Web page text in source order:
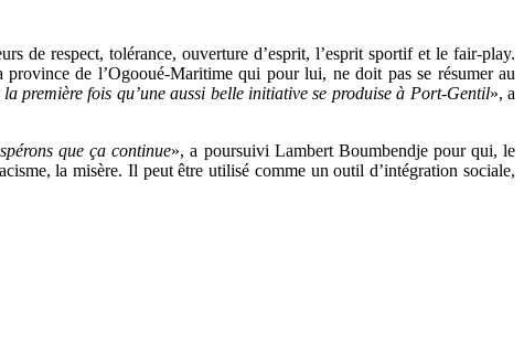
de respect, tolérance, ouverture d’esprit, l’esprit sportif et le fair-play.
de l’Ogooué-Maritime qui pour lui, ne doit pas se résumer au
la première fois qu’une aussi belle initiative se produise à Port-Gentil», a
que ça continue», a poursuivi Lambert Boumbendje pour qui, le
la misère. Il peut être utilisé comme un outil d’intégration sociale,